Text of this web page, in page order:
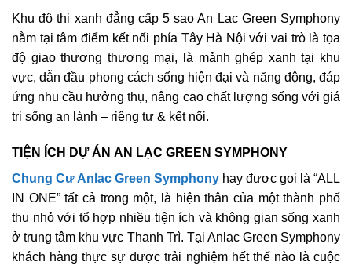
Khu đô thị xanh đẳng cấp 5 sao An Lạc Green Symphony
nằm tại tâm điểm kết nối phía Tây Hà Nội với vai trò là tọa
độ giao thương thương mại, là mảnh ghép xanh tại khu
vực, dẫn đầu phong cách sống hiện đại và năng động, đáp
ứng nhu cầu hưởng thụ, nâng cao chất lượng sống với giá
trị sống an lành – riêng tư & kết nối.
TIỆN ÍCH DỰ ÁN AN LẠC GREEN SYMPHONY
Chung Cư Anlac Green Symphony hay được gọi là “ALL
IN ONE” tất cả trong một, là hiện thân của một thành phố
thu nhỏ với tổ hợp nhiều tiện ích và không gian sống xanh
ở trung tâm khu vực Thanh Trì. Tại Anlac Green Symphony
khách hàng thực sự được trải nghiệm hết thế nào là cuộc